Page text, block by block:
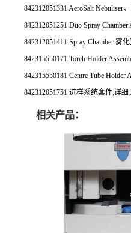
842312051331 AeroSalt Nebuliser
842312051251 Duo Spray Chamber
842312051411 Spray Chamber 雾
842315550171 Torch Holder
842315550181 Centre Tube
842312051751 进样系统套件,详
相关产品：